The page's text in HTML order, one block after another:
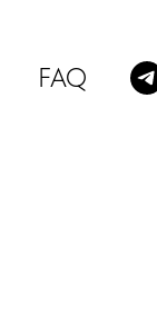
FAQ